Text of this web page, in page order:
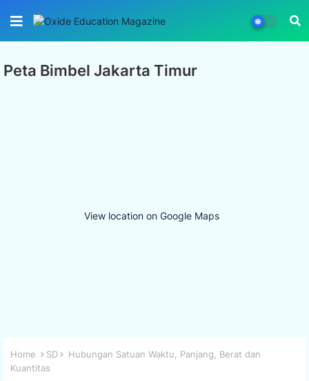
Peta Bimbel Jakarta Timur
View location on Google Maps
Home SD
Hubungan Satuan Waktu, Panjang, Berat dan
Kuantitas